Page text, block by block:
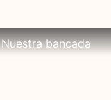
Nuestra bancada